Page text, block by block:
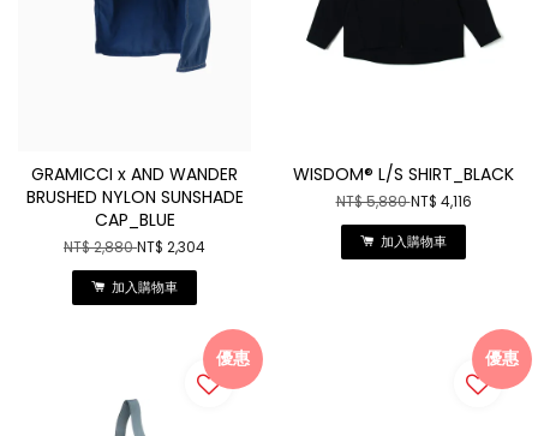
GRAMICCI x AND WANDER
BRUSHED NYLON SUNSHADE
CAP_BLUE
NT$ 2,880NT$ 2,304
加入購物車
WISDOM® L/S SHIRT_BLACK
NT$ 5,880NT$ 4,116
加入購物車
優惠 優惠